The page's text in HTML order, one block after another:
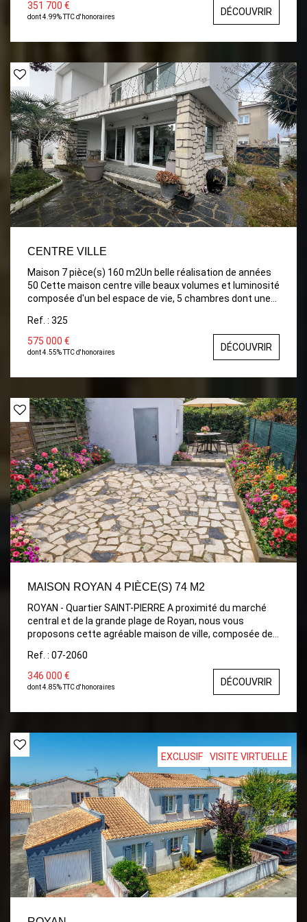
avec porte électrique et coin Buanderie, Cabanon. JARDIN
clos d'environ 480m² A VISITER Rapidement .
351 700 €
dont 4.99% TTC d'honoraires DÉCOUVRIR
CENTRE VILLE
Maison 7 pièce(s) 160 m2Un belle réalisation de années
50 Cette maison centre ville beaux volumes et luminosité
composée d'un bel espace de vie, 5 chambres dont une
Ref. : 325
575 000 €
dont 4.55% TTC d'honoraires DÉCOUVRIR
MAISON ROYAN 4 PIÈCE(S) 74 M2
ROYAN - Quartier SAINT-PIERRE A proximité du marché
central et de la grande plage de Royan, nous vous
proposons cette agréable maison de ville, composée de
salon-séjour, cuisine ouverte, aménagée et équipée
donnant sur terrasse, espace de rangement, wc. Etage :
palier, trois chambres dont une avec placard, salle d'eau
et wc. Pompe à chaleur air/eau. Toiture neuve.
Dépendance
Ref. : 07-2060
346 000 €
dont 4.85% TTC d'honoraires DÉCOUVRIR
EXCLUSIF VISITE VIRTUELLE